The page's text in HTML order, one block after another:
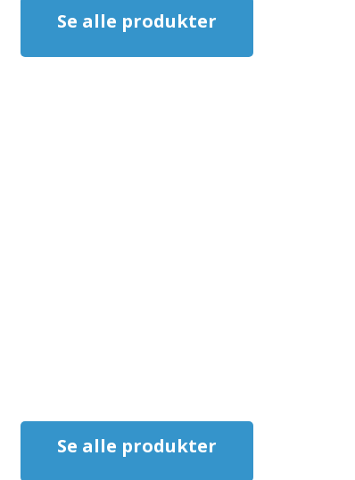
Se alle produkter
Se alle produkter